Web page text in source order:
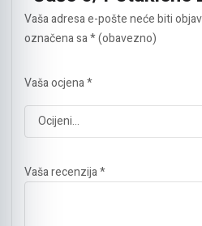
Vaša adresa e-pošte neće biti
označena sa* (obavezno)
Vaša ocjena*
Vaša recenzija*